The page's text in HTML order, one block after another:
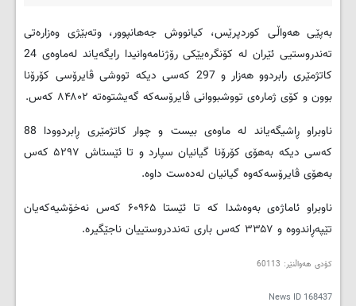
بەپێی هەواڵی کوردپرێس، کیانووش جەهانپوور، وتەبێژی وەزارەتی
تەندروستیی ئێران لە کۆنگرەیێکی رۆژنامەوانیدا رایگەیاند لەماوەی 24
کاتژمێری رابردوو هەزار و 297 کەسی دیکە تووشی ڤایرۆسی کۆرۆنا
بوون و کۆی ژمارەی تووشبووانی ڤایرۆسەکە گەیشتوەتە ۸۴۸۰۲ کەس.
ناوبراو ڕاشیگەیاند لە ماوەی بیست و چوار کاتژمێری ڕابردوودا 88
کەسی دیکە بەهۆی کۆرۆنا گیانیان سپارد و تا ئێستاش ۵۲۹۷ کەس
بەهۆی ڤایرۆسەکەوە گیانیان لەدەست داوە.
ناوبراو ئاماژەی بەوەشدا کە تا ئێستا ۶۰۹۶۵ کەس نەخۆشیەکەیان
تێپەڕاندووە و ۳۳۵۷ کەس باری تەنددروستییان ناجێگیرە.
کۆدی هەواڵنێر: 60113
News ID 168437